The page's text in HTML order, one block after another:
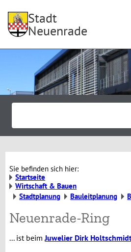
Stadt
Neuenrade
Sie befinden sich hier:
Startseite
Wirtschaft & Bauen
Stadtplanung
Bauleitplanung
Neuenrade-Ring
... ist beimJuwelier Dirk